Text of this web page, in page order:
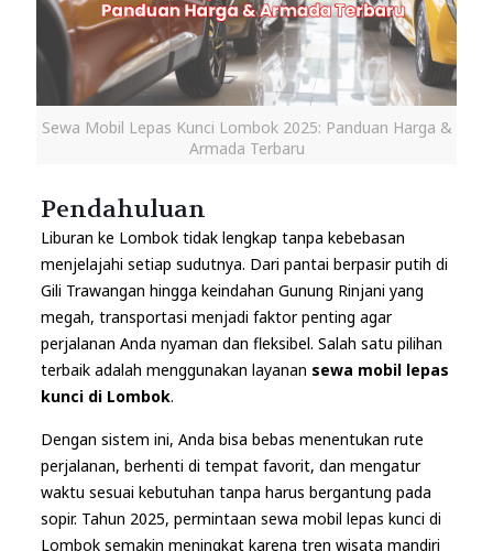
Sewa Mobil Lepas Kunci Lombok 2025: Panduan Harga &
Armada Terbaru
Pendahuluan
Liburan ke Lombok tidak lengkap tanpa kebebasan
menjelajahi setiap sudutnya. Dari pantai berpasir putih di
Gili Trawangan hingga keindahan Gunung Rinjani yang
megah, transportasi menjadi faktor penting agar
perjalanan Anda nyaman dan fleksibel. Salah satu pilihan
terbaik adalah menggunakan layanan sewa mobil lepas
kunci di Lombok.
Dengan sistem ini, Anda bisa bebas menentukan rute
perjalanan, berhenti di tempat favorit, dan mengatur
waktu sesuai kebutuhan tanpa harus bergantung pada
sopir. Tahun 2025, permintaan sewa mobil lepas kunci di
Lombok semakin meningkat karena tren wisata mandiri